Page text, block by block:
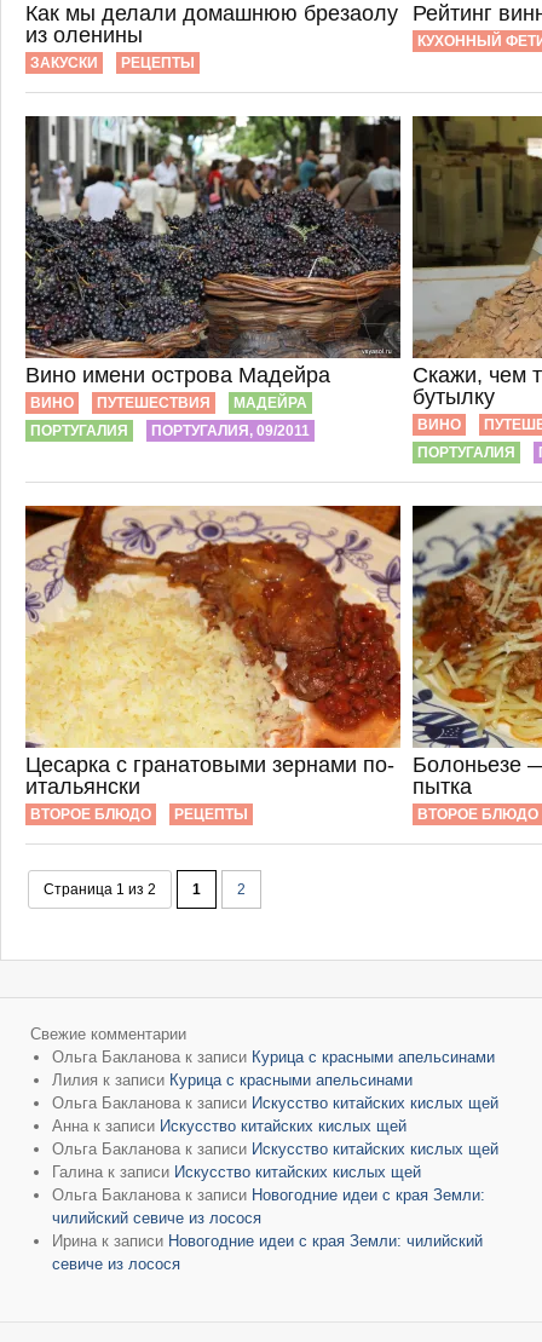
Как мы делали домашнюю брезаолу
из оленины
ЗАКУСКИ РЕЦЕПТЫ
Рейтинг
КУХОННЫЙ
Вино имени острова Мадейра
ВИНО ПУТЕШЕСТВИЯ
МАДЕЙРА
ПОРТУГАЛИЯ
ПОРТУГАЛИЯ, 09/2011
Скажи, чем
бутылку
ВИНО
ПОРТУГАЛИЯ
Цесарка с гранатовыми зернами по-
итальянски
ВТОРОЕ БЛЮДО РЕЦЕПТЫ
Болоньезе
пытка
ВТОРОЕ БЛЮДО
Страница 1 из 2 1 2
Свежие комментарии
Ольга Бакланова к записи Курица с красными апельсинами
Лилия к записи Курица с красными апельсинами
Ольга Бакланова к записи Искусство китайских кислых щей
Анна к записи Искусство китайских кислых щей
Ольга Бакланова к записи Искусство китайских кислых щей
Галина к записи Искусство китайских кислых щей
Ольга Бакланова к записи Новогодние идеи с края Земли:
чилийский севиче из лосося
Ирина к записи Новогодние идеи с края Земли: чилийский
севиче из лосося